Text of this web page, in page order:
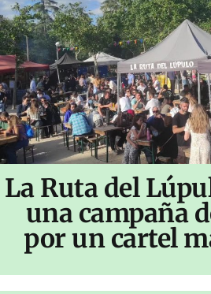
La Ruta del
una campaña
por un cartel